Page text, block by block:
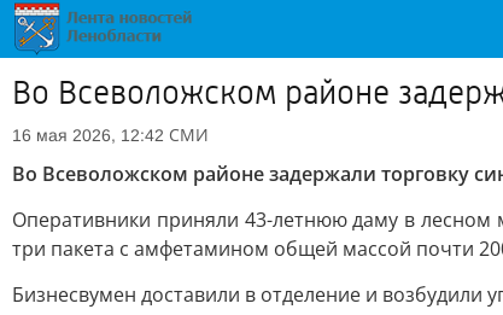
Во Всеволожском районе
16 мая 2026, 12:42 СМИ
Во Всеволожском районе задержали торговку
Оперативники приняли 43-летнюю даму в лесном
три пакета с амфетамином общей массой почти
Бизнесвумен доставили в отделение и возбудили